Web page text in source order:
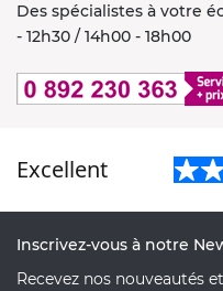
Des spécialistes à votre
- 12h30 / 14h00 - 18h00
Excellent
Inscrivez-vous à notre
Recevez nos nouveautés